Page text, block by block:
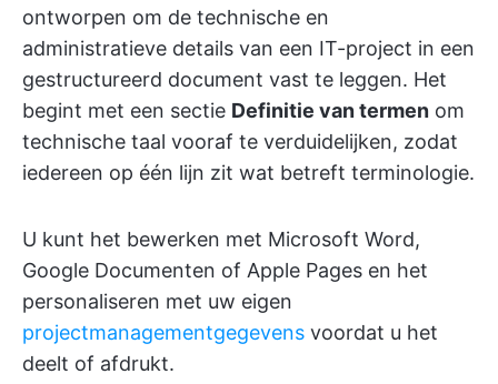
ontworpen om de technische en
administratieve details van een IT-project in een
gestructureerd document vast te leggen. Het
begint met een sectie Definitie van termen om
technische taal vooraf te verduidelijken, zodat
iedereen op één lijn zit wat betreft terminologie.
U kunt het bewerken met Microsoft Word,
Google Documenten of Apple Pages en het
personaliseren met uw eigen
projectmanagementgegevens voordat u het
deelt of afdrukt.